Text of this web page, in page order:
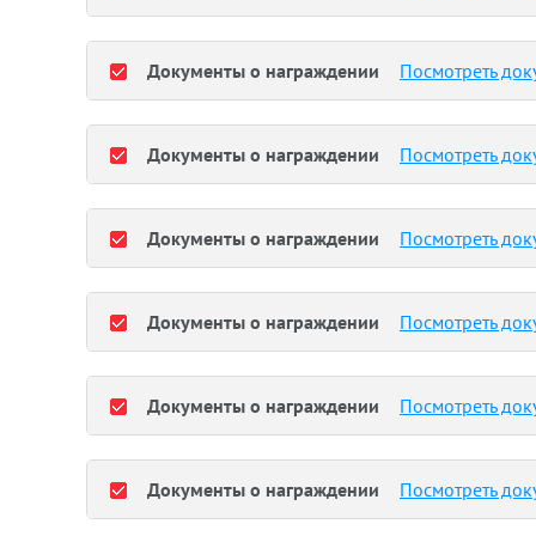
Документы о награждении Посмотреть
Документы о награждении Посмотреть
Документы о награждении Посмотреть
Документы о награждении Посмотреть
Документы о награждении Посмотреть
Документы о награждении Посмотреть